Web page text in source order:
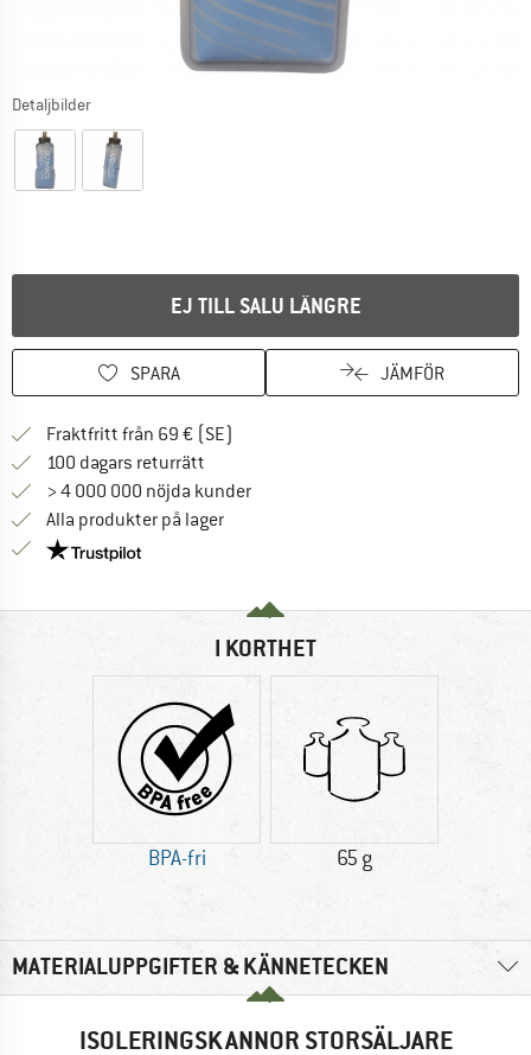
Detaljbilder
EJ TILL SALU LÄNGRE
SPARA JÄMFÖR
Fraktfritt från 69 € (SE)
100 dagars returrätt
> 4 000 000 nöjda kunder
Alla produkter på lager
Trust Pilot-garanti - hitta all information här!
I KORTHET
BPA-fri 65 g
MATERIALUPPGIFTER & KÄNNETECKEN
ISOLERINGSKANNOR STORSÄLJARE